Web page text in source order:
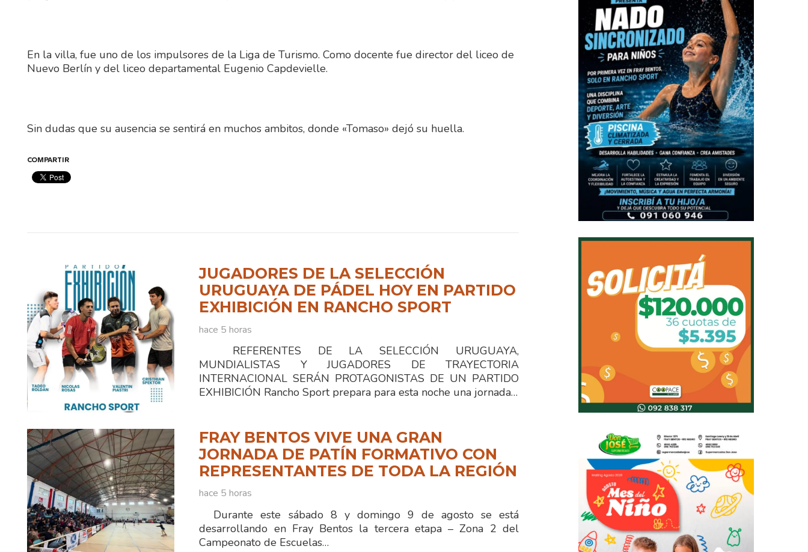
En la villa, fue uno de los impulsores de la Liga de Turismo. Como docente fue director del liceo de
Nuevo Berlín y del liceo departamental Eugenio Capdevielle.
Sin dudas que su ausencia se sentirá en muchos ambitos, donde «Tomaso» dejó su huella.
COMPARTIR
JUGADORES DE LA SELECCIÓN
URUGUAYA DE PÁDEL HOY EN PARTIDO
EXHIBICIÓN EN RANCHO SPORT
hace 5 horas
REFERENTES DE LA SELECCIÓN URUGUAYA,
MUNDIALISTAS Y JUGADORES DE TRAYECTORIA
INTERNACIONAL SERÁN PROTAGONISTAS DE UN PARTIDO
EXHIBICIÓN Rancho Sport prepara para esta noche una jornada…
FRAY BENTOS VIVE UNA GRAN
JORNADA DE PATÍN FORMATIVO CON
REPRESENTANTES DE TODA LA REGIÓN
hace 5 horas
Durante este sábado 8 y domingo 9 de agosto se está
desarrollando en Fray Bentos la tercera etapa – Zona 2 del
Campeonato de Escuelas…